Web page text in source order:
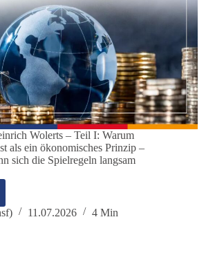
Wolerts – Teil I: Warum
als ein ökonomisches Prinzip –
sich die Spielregeln langsam
11.07.2026 4 Min